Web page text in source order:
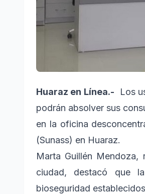
Huaraz en Línea.- Los
podrán absolver sus
en la oficina
(Sunass) en Huaraz.
Marta Guillén
ciudad, destacó que
bioseguridad